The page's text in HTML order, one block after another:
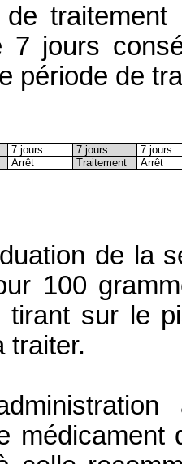
7 jours
période de
7 jours 7 jours
7 jours
Arrêt Traitement Arrêt
de la
100
tirant sur le
traiter.
médicament